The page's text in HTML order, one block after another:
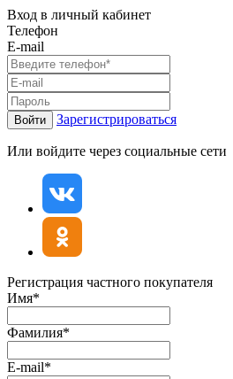
Вход в личный кабинет
Телефон
E-mail
Войти Зарегистрироваться
Или войдите через социальные сети
Регистрация частного покупателя
Имя*
Фамилия*
E-mail*